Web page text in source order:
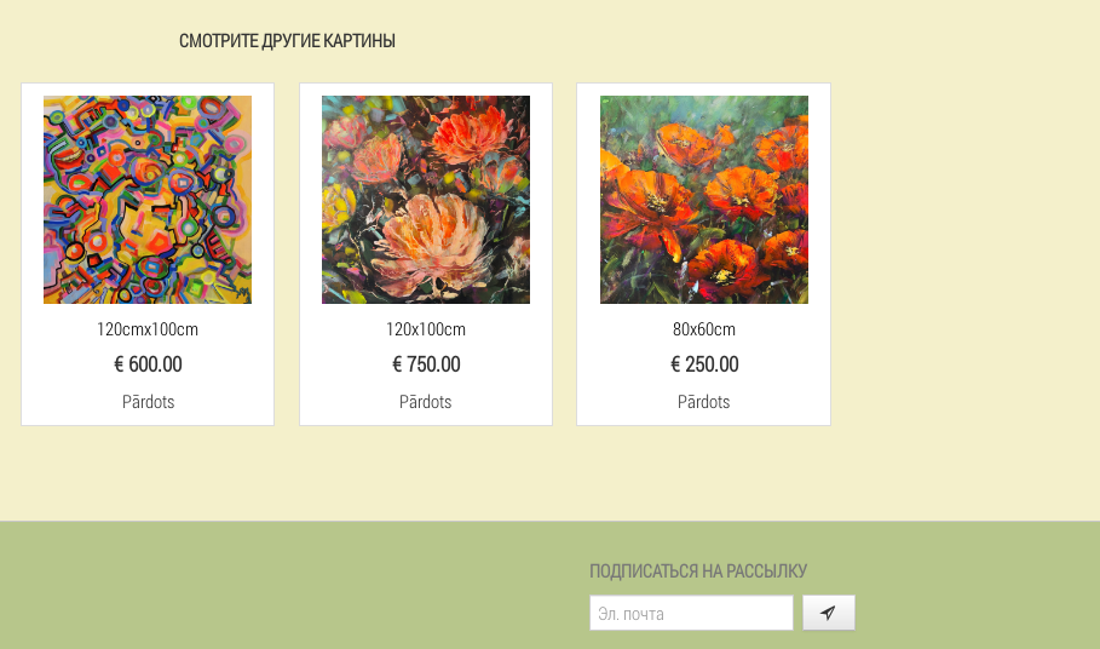
СМОТРИТЕ ДРУГИЕ КАРТИНЫ
120cmx100cm
€ 600.00
Pārdots
120x100cm
€ 750.00
Pārdots
80x60cm
€ 250.00
Pārdots
ПОДПИСАТЬСЯ НА РАССЫЛКУ